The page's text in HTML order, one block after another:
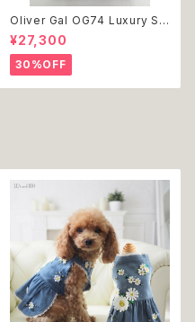
Oliver Gal OG74 Luxury St
acked Shoes Rose Giftbo
x 絵 アート インテリア お祝い
贈り物 プレゼント 結婚 新築 開
店 周年 バースデイ 誕生日 ご褒
美
¥27,300
30%OFF